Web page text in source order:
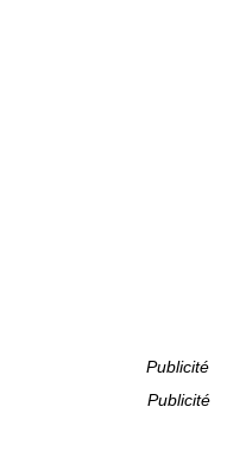
Publicité
Publicité